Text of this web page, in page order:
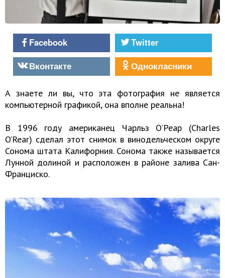
Facebook
Twitter
Вконтакте
Однокласники
А знаете ли вы, что эта фотография не является
компьютерной графикой, она вполне реальна!
В 1996 году американец Чарльз О’Реар (Charles
O’Rear) сделал этот снимок в винодельческом округе
Сонома штата Калифорния. Сонома также называется
Лунной долиной и расположен в районе залива Сан-
Франциско.